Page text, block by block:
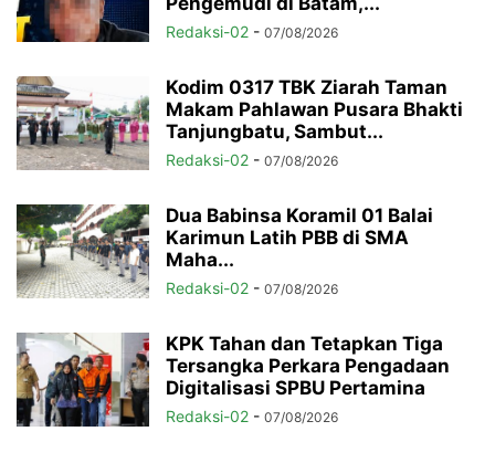
Redaksi-02 - 07/08/2026
Kodim 0317 TBK Ziarah Taman
Makam Pahlawan Pusara Bhakti
Tanjungbatu, Sambut...
Redaksi-02 - 07/08/2026
Dua Babinsa Koramil 01 Balai
Karimun Latih PBB di SMA
Maha...
Redaksi-02 - 07/08/2026
KPK Tahan dan Tetapkan Tiga
Tersangka Perkara Pengadaan
Digitalisasi SPBU Pertamina
Redaksi-02 - 07/08/2026